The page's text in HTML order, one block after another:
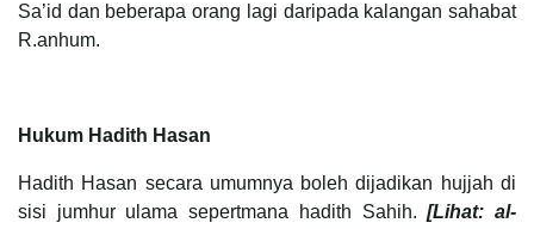
Sa’id dan beberapa orang lagi daripada kalangan sahabat
R.anhum.
Hukum Hadith Hasan
Hadith Hasan secara umumnya boleh dijadikan hujjah di
sisi jumhur ulama sepertmana hadith Sahih.[Lihat: al-